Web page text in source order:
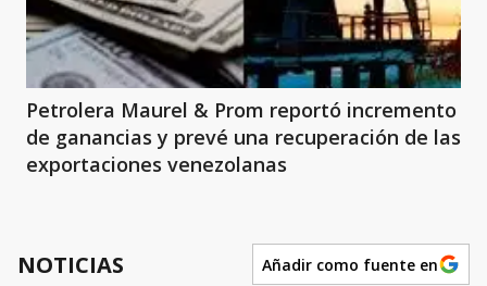
Petrolera Maurel & Prom reportó incremento
de ganancias y prevé una recuperación de las
exportaciones venezolanas
NOTICIAS Añadir como fuente en